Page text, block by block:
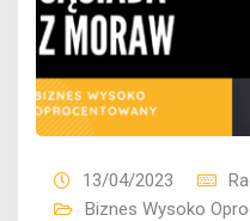
13/04/2023
Biznes Wysoko